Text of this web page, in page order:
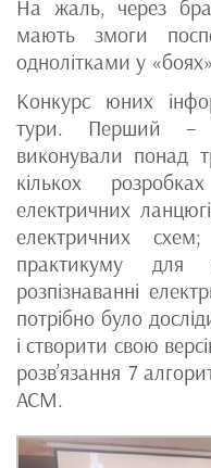
На жаль, через
мають змоги
однолітками у
Конкурс юних
тури. Перший –
виконували понад
кількох
електричних
електричних
практикуму для
розпізнаванні
потрібно було
і створити свою
розв’язання 7
АСМ.